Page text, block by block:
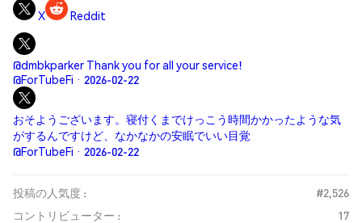
X Reddit
@dmbkparker Thank you for all your service!
@ForTubeFi · 2026-02-22
おそようございます。寝付くまでけっこう時間かかったような気
がするんですけど、なかなかの安眠でいい目覚
@ForTubeFi · 2026-02-22
投稿の人気度 :
#2,526
コントリビューター :
17